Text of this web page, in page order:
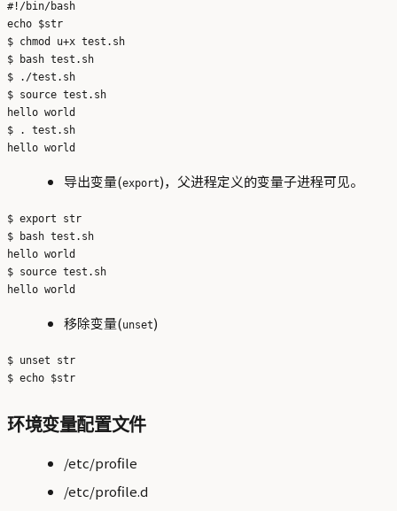
#!/bin/bash
echo $str
$ chmod u+x test.sh
$ bash test.sh
$ ./test.sh
$ source test.sh
hello world
$ . test.sh
导出变量(export)，父进程定义的变量子进程可见。
$ export str
$ bash test.sh
hello world
$ source test.sh
移除变量(unset)
$ unset str
环境变量配置文件
/etc/profile
/etc/profile.d